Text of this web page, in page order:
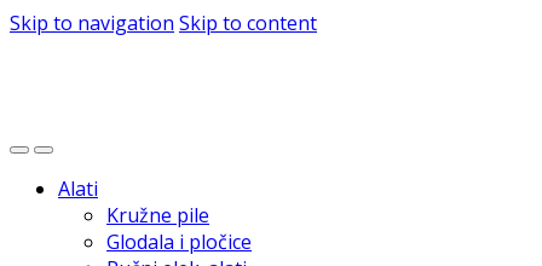
Skip to navigation Skip to content
Alati
Kružne pile
Glodala i pločice